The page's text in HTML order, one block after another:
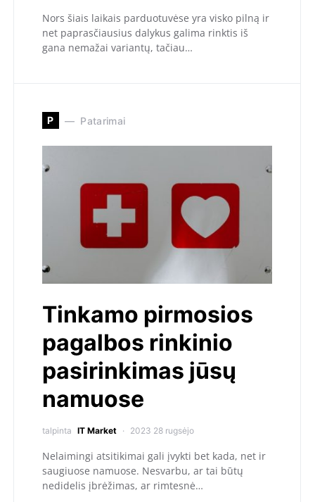
Nors šiais laikais parduotuvėse yra visko pilną ir
net paprasčiausius dalykus galima rinktis iš
gana nemažai variantų, tačiau…
P Patarimai
Tinkamo pirmosios
pagalbos rinkinio
pasirinkimas jūsų
namuose
talpinta IT Market 2023 28 rugsėjo
Nelaimingi atsitikimai gali įvykti bet kada, net ir
saugiuose namuose. Nesvarbu, ar tai būtų
nedidelis įbrėžimas, ar rimtesnė…